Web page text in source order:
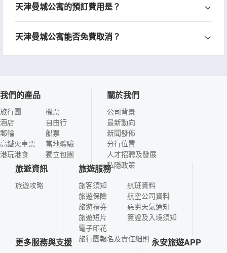
天津曼城公寓的預訂費用是？
天津曼城公寓能否免費取消？
我們的產品
旅行團
酒店
郵輪
高鐵火車票
港玩港食
機票
自由行
船票
當地體驗
獨立包團
關於我們
公司背景
最新動向
新聞發佈
分行位置
人才招聘及發展
私隱政策
旅遊資訊
旅遊攻略
旅遊服務
旅客須知
旅遊保險
旅遊禮券
旅遊短片
電子印花
航班資料
航空公司資料
惡劣天氣通知
簽證及入境須知
旅行團報名及責任細則
更多服務與支援 永安旅遊APP